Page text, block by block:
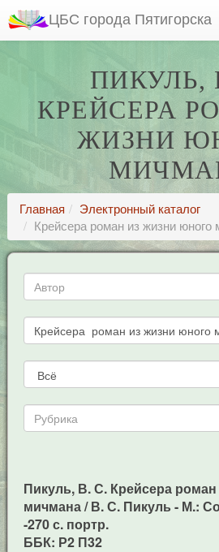
ЦБС города Пятигорска
ПИКУЛЬ,
КРЕЙСЕРА
ЖИЗНИ
Главная
Электронный каталог
Крейсера роман из жизни юного
Пикуль, В. С. Крейсера
мичмана / В. С. Пикуль - М.:
-270 с. портр.
ББК: Р2 П32